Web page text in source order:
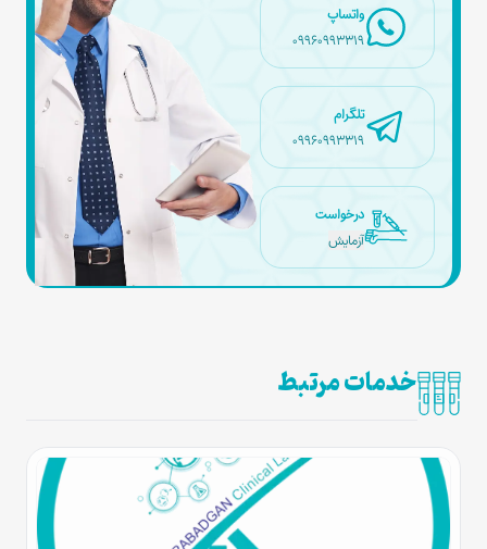
واتساپ
09960993319
تلگرام
09960993319
درخواست
آزمایش
خدمات مرتبط